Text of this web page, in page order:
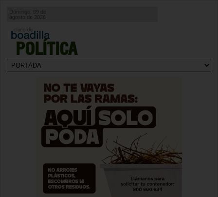
POLÍTICA
Domingo, 09 de
agosto de 2026